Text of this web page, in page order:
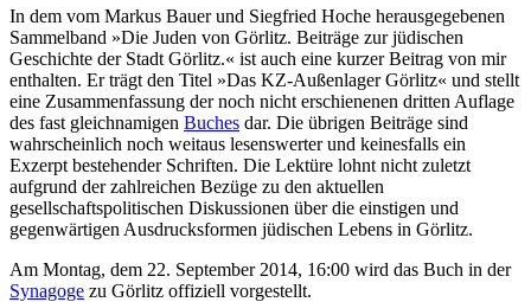
In dem vom Markus Bauer und Siegfried Hoche herausgegebenen
Sammelband »Die Juden von Görlitz. Beiträge zur jüdischen
Geschichte der Stadt Görlitz.« ist auch eine kurzer Beitrag von mir
enthalten. Er trägt den Titel »Das KZ-Außenlager Görlitz« und stellt
eine Zusammenfassung der noch nicht erschienenen dritten Auflage
des fast gleichnamigen Buches dar. Die übrigen Beiträge sind
wahrscheinlich noch weitaus lesenswerter und keinesfalls ein
Exzerpt bestehender Schriften. Die Lektüre lohnt nicht zuletzt
aufgrund der zahlreichen Bezüge zu den aktuellen
gesellschaftspolitischen Diskussionen über die einstigen und
gegenwärtigen Ausdrucksformen jüdischen Lebens in Görlitz.
Am Montag, dem 22. September 2014, 16:00 wird das Buch in der
Synagoge zu Görlitz offiziell vorgestellt.